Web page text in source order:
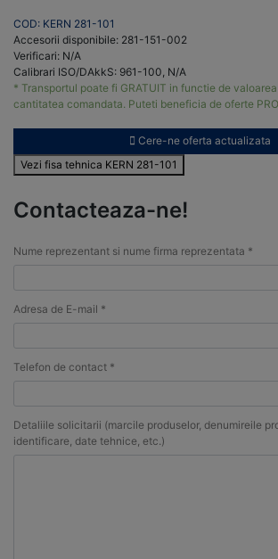
COD: KERN 281-101
Accesorii disponibile: 281-151-002
Verificari: N/A
Calibrari ISO/DAkkS: 961-100, N/A
* Transportul poate fi GRATUIT in functie de
cantitatea comandata. Puteti beneficia de oferte
Cere-ne oferta actualizata
Vezi fisa tehnica KERN 281-101
Contacteaza-ne!
Nume reprezentant si nume firma reprezentata *
Adresa de E-mail *
Telefon de contact *
Detaliile solicitarii (marcile produselor, denumireile
identificare, date tehnice, etc.)